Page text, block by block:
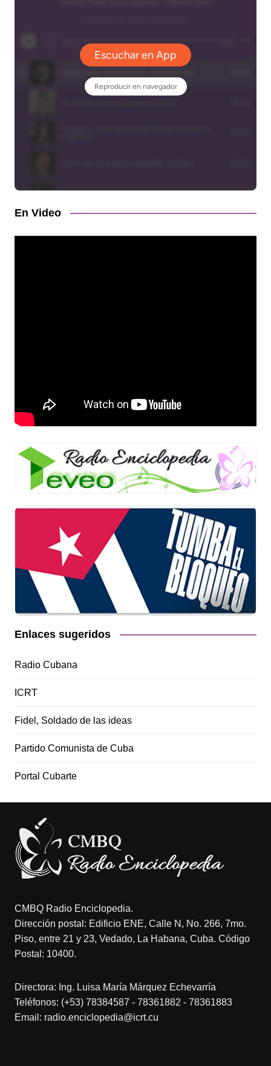
En Video
Enlaces sugeridos
Radio Cubana
ICRT
Fidel, Soldado de las ideas
Partido Comunista de Cuba
Portal Cubarte
CMBQ Radio Enciclopedia.
Dirección postal: Edificio ENE, Calle N, No. 266, 7mo.
Piso, entre 21 y 23, Vedado, La Habana, Cuba. Código
Postal: 10400.
Directora: Ing. Luisa María Márquez Echevarría
Teléfonos: (+53) 78384587 - 78361882 - 78361883
Email: radio.enciclopedia@icrt.cu